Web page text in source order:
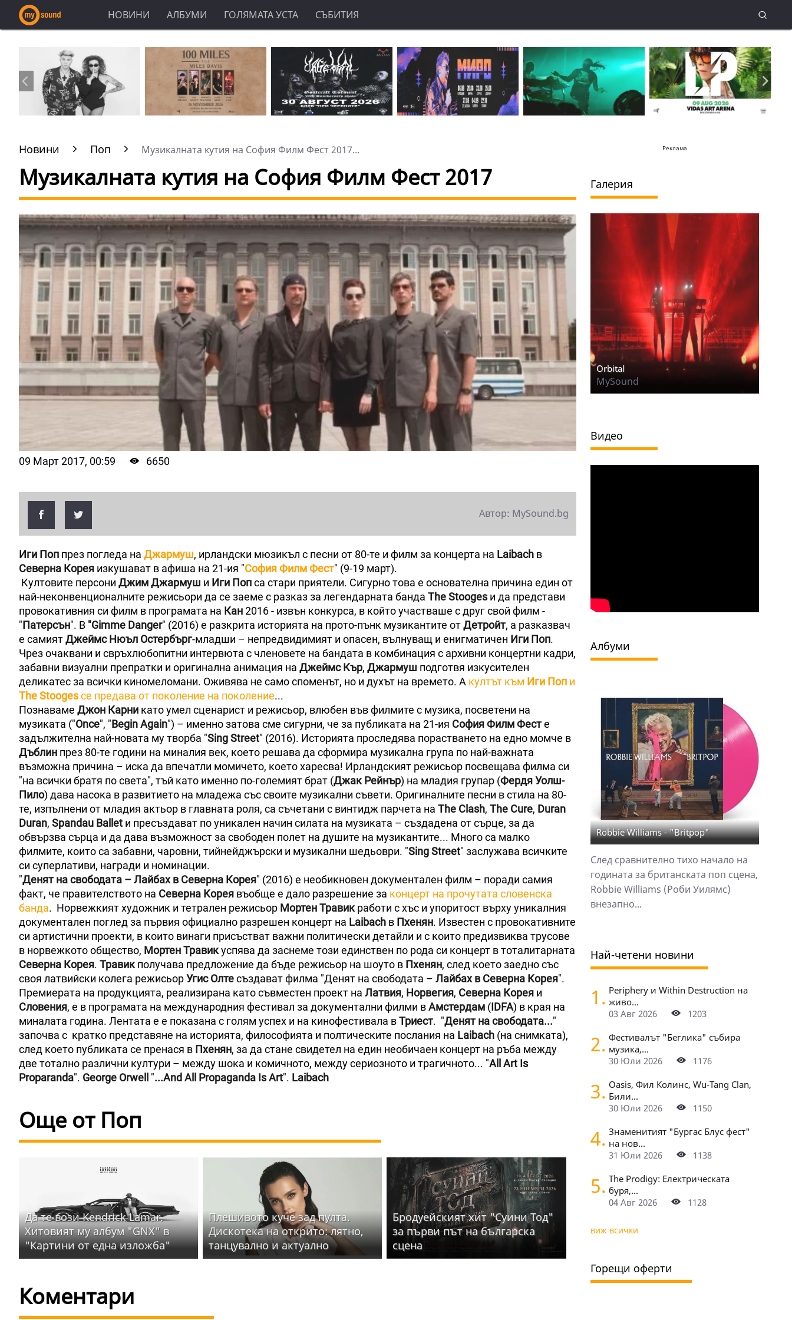
НОВИНИ АЛБУМИ ГОЛЯМАТА УСТА СЪБИТИЯ
Новини Поп Музикалната кутия на София Филм Фест 2017...
Музикалната кутия на София Филм Фест 2017
09 Март 2017, 00:59 6650
Автор: MySound.bg
Иги Поп през погледа на Джармуш, ирландски мюзикъл с песни от 80-те и филм за концерта на Laibach в
Северна Корея изкушават в афиша на 21-ия "София Филм Фест" (9-19 март).
Култовите персони Джим Джармуш и Иги Попса стари приятели. Сигурно това е основателна причина един от
най-неконвенционалните режисьори да се заеме с разказ за легендарната банда The Stooges и да представи
провокативния си филм в програмата на Кан2016 - извън конкурса, в който участваше с друг свой филм -
"Патерсън". В "Gimme Danger" (2016) е разкрита историята на прото-пънк музикантите отДетройт, а разказвач
е самиятДжеймс Нюъл Остербърг-младши – непредвидимият и опасен, вълнуващ и енигматичен Иги Поп.
Чрез очаквани и свръхлюбопитни интервюта с членовете на бандата в комбинация с архивни концертни кадри,
забавни визуални препратки и оригинална анимация на Джеймс Кър, Джармуш подготвя изкусителен
деликатес за всички киномеломани. Оживява не само споменът, но и духът на времето. А култът към Иги Поп и
The Stoogesсе предава от поколение на поколение...
Познаваме Джон Карни като умел сценарист и режисьор, влюбен във филмите с музика, посветени на
музиката ("Once", "Begin Again") – именно затова сме сигурни, че за публиката на 21-ия София Филм Фесте
задължителна най-новата му творба "Sing Street" (2016). Историята проследява порастването на едно момче в
Дъблин през 80-те години на миналия век, което решава да сформира музикална група по най-важната
възможна причина – иска да впечатли момичето, което харесва! Ирландският режисьор посвещава филма си
"на всички братя по света", тъй като именно по-големият брат (Джак Рейнър) на младия групар (Фердя Уолш-
Пило) дава насока в развитието на младежа със своите музикални съвети. Оригиналните песни в стила на 80-
те, изпълнени от младия актьор в главната роля, са съчетани с винтидж парчета на The Clash, The Cure, Duran
Duran, Spandau Ballet и пресъздават по уникален начин силата на музиката – създадена от сърце, за да
обвързва сърца и да дава възможност за свободен полет на душите на музикантите... Много са малко
филмите, които са забавни, чаровни, тийнейджърски и музикални шедьоври. "Sing Street" заслужава всичките
си суперлативи, награди и номинации.
"Денят на свободата – Лайбах в Северна Корея" (2016) е необикновен документален филм – поради самия
факт, че правителството на Северна Корея въобще е дало разрешение за концерт на прочутата словенска
банда. Норвежкият художник и тетрален режисьор Мортен Травик работи с хъс и упоритост върху уникалния
документален поглед за първия официално разрешен концерт на Laibach в Пхенян. Известен с провокативните
си артистични проекти, в които винаги присъстват важни политически детайли и с които предизвиква трусове
в норвежкото общество, Мортен Травикуспява да заснеме този единствен по рода си концерт в тоталитарната
Севeрна Корея. Травик получава предложение да бъде режисьор на шоуто в Пхенян, след което заедно със
своя латвийски колега режисьорУгис Олтесъздават филма "Денят на свободата – Лайбах в Северна Корея".
Премиерата на продукцията, реализирана като съвместен проект на Латвия, Норвегия, Северна Корея и
Словения, е в програмата на международния фестивал за документални филми вАмстердам (IDFA) в края на
миналата година. Лентата е е показана с голям успех и на кинофестивала вТриест. "Денят на свободата..."
започва с кратко представяне на историята, философията и полтическите послания на Laibach (на снимката),
след което публиката се пренася в Пхенян, за да стане свидетел на един необичаен концерт на ръба между
две тотално различни култури – между шока и комичното, между сериозното и трагичното... "All Art Is
Proparanda". George Orwell "...And All Propaganda Is Art". Laibach
Още от Поп
Да те вози Kendrick Lamar.
Хитовият му албум "GNX" в
"Картини от една изложба"
Плешивото куче зад пулта.
Дискотека на открито: лятно,
танцувално и актуално
Бродуейският хит "Суини Тод"
за първи път на българска
сцена
Коментари
Реклама
Галерия
Orbital
MySound
Видео
Албуми
Robbie Williams - "Britpop"
След сравнително тихо начало на
годината за британската поп сцена,
Robbie Williams (Роби Уилямс)
внезапно...
Най-четени новини
1. Periphery и Within Destruction на
живо...
03 Авг 2026
1203
2. Фестивалът "Беглика" събира
музика,...
30 Юли 2026
1176
3. Oasis, Фил Колинс, Wu-Tang Clan,
Били...
30 Юли 2026
1150
4. Знаменитият "Бургас Блус фест"
на нов...
31 Юли 2026
1138
5. The Prodigy: Електрическата
буря,...
04 Авг 2026
1128
виж всички
Горещи оферти